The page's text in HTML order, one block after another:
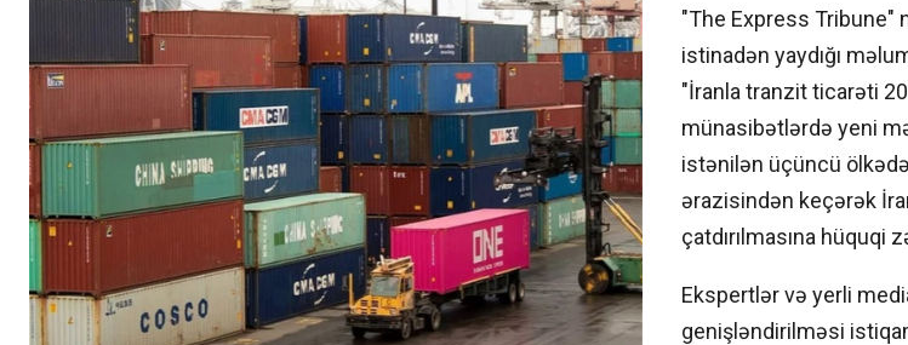
"The Express Tribune"
istinadən yaydığı
"İranla tranzit ticarəti
münasibətlərdə yeni
istənilən üçüncü
ərazisindən keçərək
çatdırılmasına hüquqi
Ekspertlər və yerli
genişləndirilməsi